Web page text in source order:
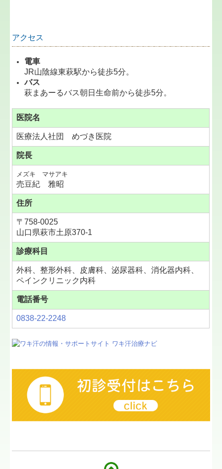
アクセス
電車
JR山陰線東萩駅から徒歩5分。
バス
萩まあーるバス朝日生命前から徒歩5分。
医院名
医療法人社団 めづき医院
院長
メズキ マサアキ
売豆紀 雅昭
住所
〒758-0025
山口県萩市土原370-1
診療科目
外科、整形外科、皮膚科、泌尿器科、消化器内科、
ペインクリニック内科
電話番号
0838-22-2248